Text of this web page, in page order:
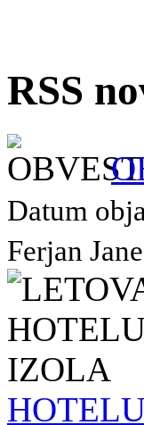
RSS
Datum
Ferjan